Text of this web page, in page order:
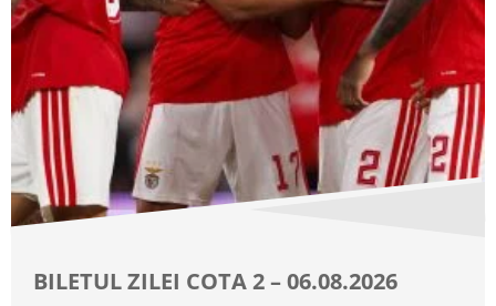
BILETUL ZILEI COTA 2 – 06.08.2026